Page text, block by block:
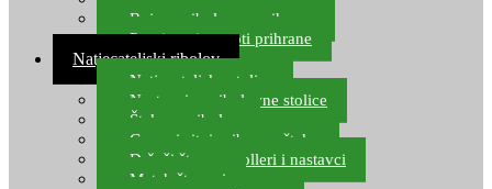
Boje za ribolovnu prihranu
Provjereni recepti prihrane
Natjecateljski ribolov
Natjecateljske stolice
Nastavci za ribolovne stolice
Šteke za ribolov
Gume i sitni pribor za šteku
Držači štapova rolleri i nastavci
Match štapovi